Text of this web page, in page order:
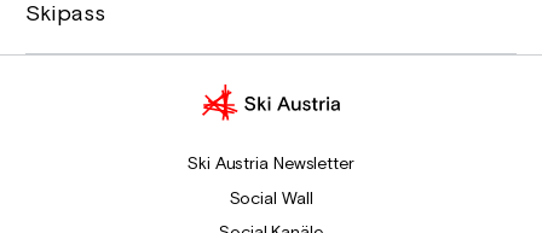
Skipass
Ski Austria Newsletter
Social Wall